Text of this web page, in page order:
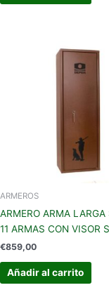
ARMEROS
ARMERO ARMA LARGA
11 ARMAS CON VISOR
€859,00
Añadir al carrito